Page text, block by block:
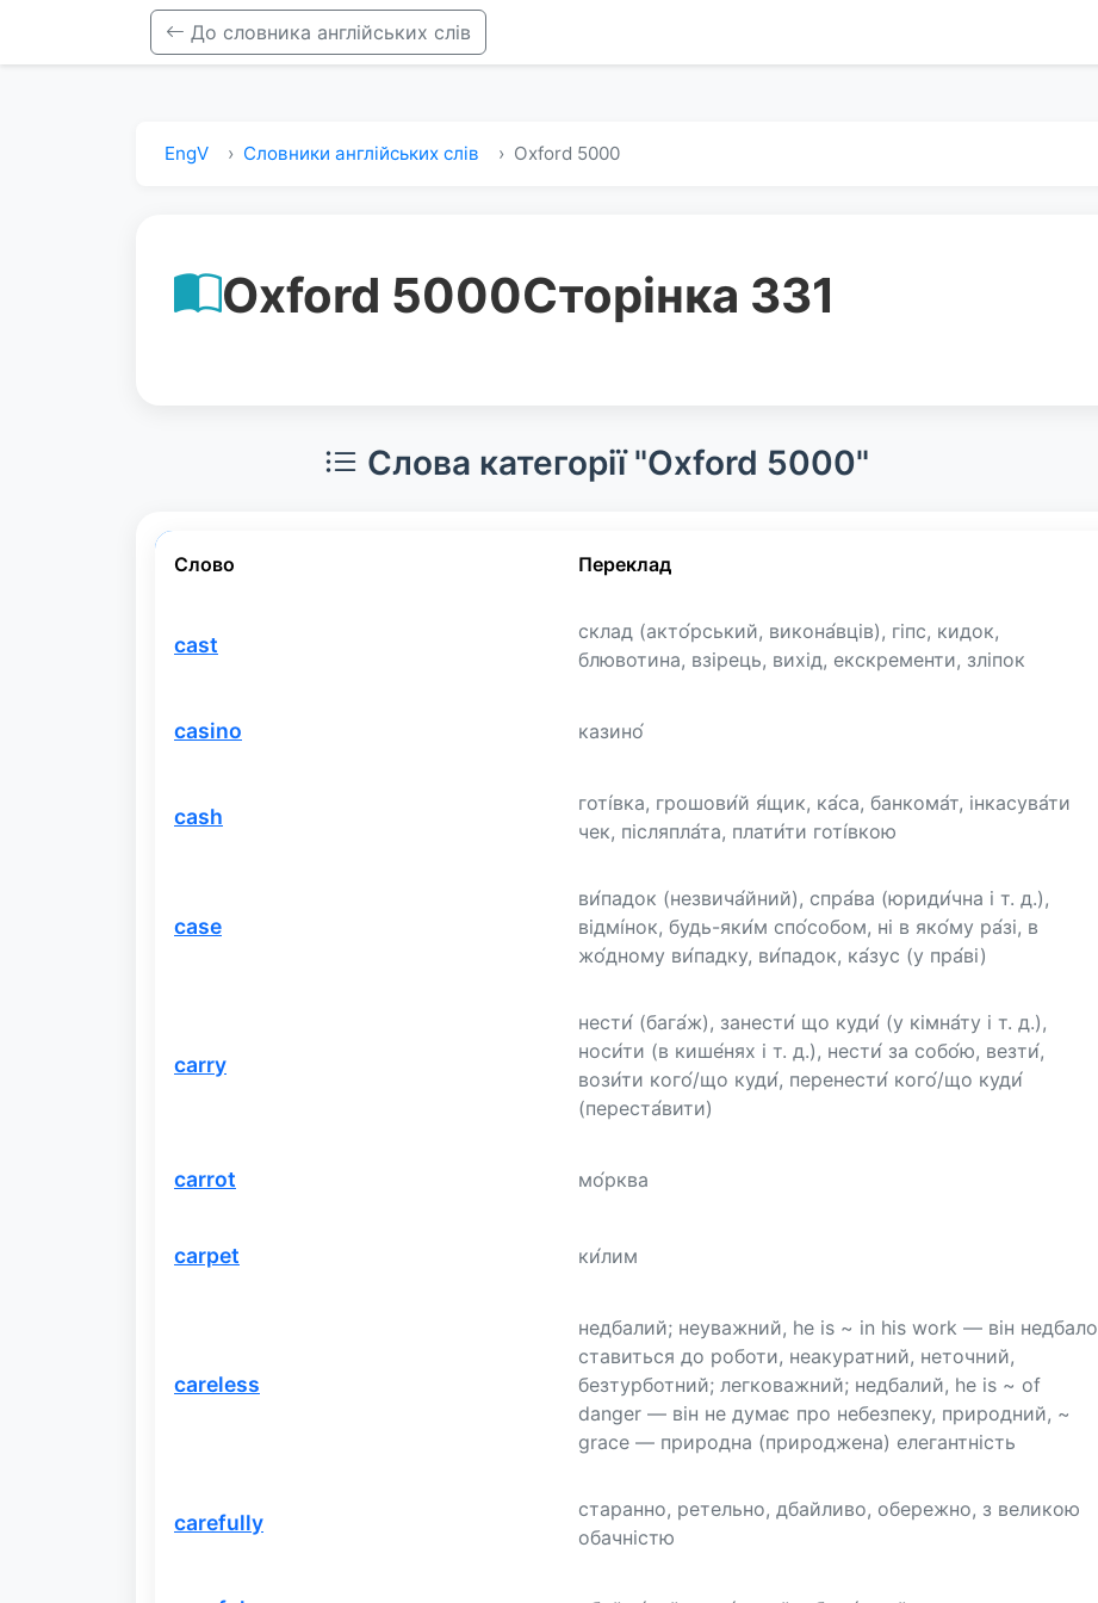
До словника англійських слів
EngV Словники англійських слів Oxford 5000
Oxford 5000Сторінка 331
Слова категорії "Oxford 5000"
Слово Переклад
cast
склад (акто́рський, викона́вців), гіпс, кидок,
блювотина, взірець, вихід, екскременти, зліпок
casino казино́
cash
готі́вка, грошови́й я́щик, ка́са, банкома́т, інкасува́ти
чек, післяпла́та, плати́ти готі́вкою
case
ви́падок (незвича́йний), спра́ва (юриди́чна і т. д.),
відмі́нок, будь-яки́м спо́собом, ні в яко́му ра́зі, в
жо́дному ви́падку, ви́падок, ка́зус (у пра́ві)
carry
нести́ (бага́ж), занести́ що куди́ (у кімна́ту і т. д.),
носи́ти (в кише́нях і т. д.), нести́ за собо́ю, везти́,
вози́ти кого́/що куди́, перенести́ кого́/що куди́
(переста́вити)
carrot мо́рква
carpet ки́лим
careless
недбалий; неуважний, he is ~ in his work — він недбало
ставиться до роботи, неакуратний, неточний,
безтурботний; легковажний; недбалий, he is ~ of
danger — він не думає про небезпеку, природний, ~
grace — природна (природжена) елегантність
carefully
старанно, ретельно, дбайливо, обережно, з великою
обачністю